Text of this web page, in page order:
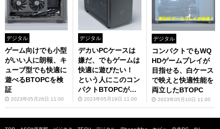
デジタル
ゲーム向けでも小型
がいい人に朗報、キ
ューブ型でも快適に
遊べるBTOPCを検
証
2023年05月26日 11:00
デジタル
デカいPCケースは
嫌だ、でもゲームは
快適に遊びたい！
という人にこのコン
パクトBTOPCが最
適！2023年05月19日 11:00
デジタル
コンパクトでもWQ
HDゲームプレイが
目指せる、白ケース
で映えと快適性能を
両立したBTOPC
2023年05月10日 11:00